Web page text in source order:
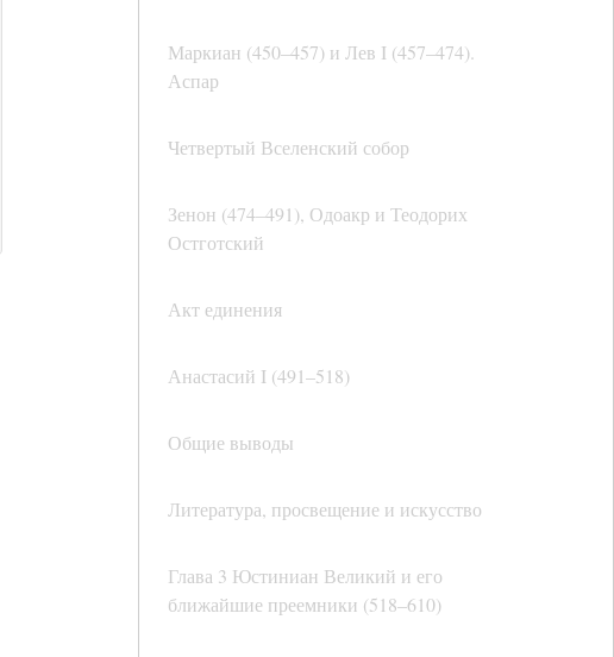
Маркиан (450–457) и Лев I (457–474).
Аспар
Четвертый Вселенский собор
Зенон (474–491), Одоакр и Теодорих
Остготский
Акт единения
Анастасий I (491–518)
Общие выводы
Литература, просвещение и искусство
Глава 3 Юстиниан Великий и его
ближайшие преемники (518–610)